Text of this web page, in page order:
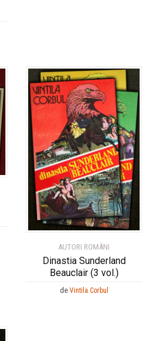
AUTORI ROMÂNI
Dinastia Sunderland
Beauclair (3 vol.)
de Vintila Corbul